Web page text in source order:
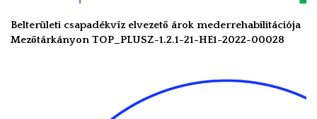
Belterületi csapadékvíz elvezető árok mederrehabilitációja
Mezőtárkányon TOP_PLUSZ-1.2.1-21-HE1-2022-00028